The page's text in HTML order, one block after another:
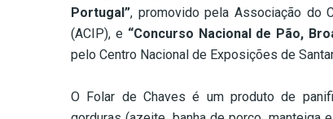
Portugal”, promovido pela Associação do
(ACIP), e “Concurso Nacional de Pão,
pelo Centro Nacional de Exposições de
O Folar de Chaves é um produto de